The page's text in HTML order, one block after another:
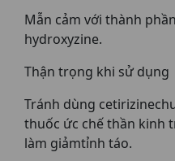
Mẫn cảm với thành
hydroxyzine.
Thận trọng khi sử dụng
Tránh dùng
thuốc ức chế thần kinh
làm giảmtỉnh táo.